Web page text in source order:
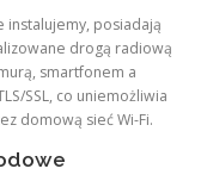
instalujemy, posiadają
drogą radiową
smartfonem a
SSL, co uniemożliwia
domową sieć Wi-Fi.